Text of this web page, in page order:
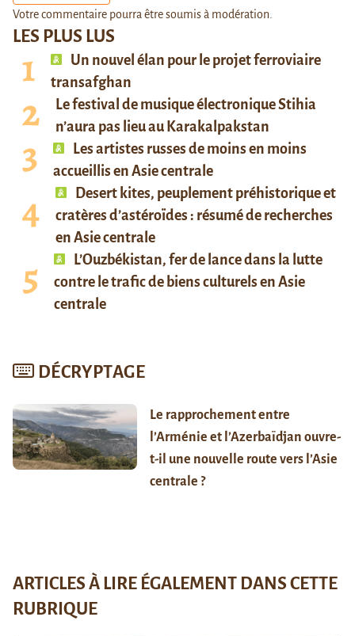
LES PLUS LUS
Un nouvel élan pour le projet ferroviaire
transafghan
Le festival de musique électronique Stihia
n’aura pas lieu au Karakalpakstan
Les artistes russes de moins en moins
accueillis en Asie centrale
Desert kites, peuplement préhistorique et
cratères d’astéroïdes : résumé de recherches
en Asie centrale
L’Ouzbékistan, fer de lance dans la lutte
contre le trafic de biens culturels en Asie
centrale
DÉCRYPTAGE
Le rapprochement entre
l’Arménie et l’Azerbaïdjan ouvre-
t-il une nouvelle route vers l’Asie
centrale ?
Votre commentaire pourra être soumis à modération.
ARTICLES À LIRE ÉGALEMENT DANS CETTE
RUBRIQUE